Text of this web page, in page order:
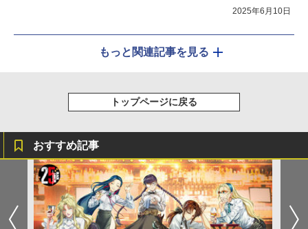
2025年6月10日
もっと関連記事を見る
トップページに戻る
おすすめ記事